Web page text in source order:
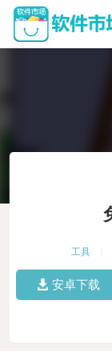
工具
安卓下载